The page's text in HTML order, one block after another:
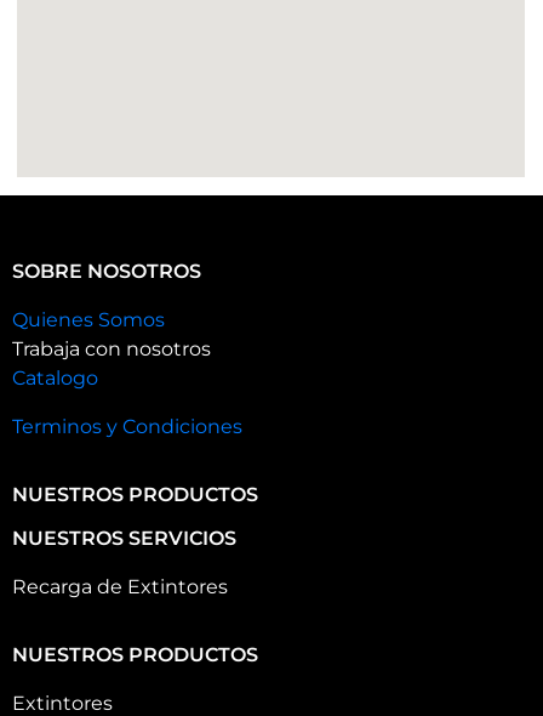
SOBRE NOSOTROS
Quienes Somos
Trabaja con nosotros
Catalogo
Terminos y Condiciones
NUESTROS PRODUCTOS
NUESTROS SERVICIOS
Recarga de Extintores
NUESTROS PRODUCTOS
Extintores